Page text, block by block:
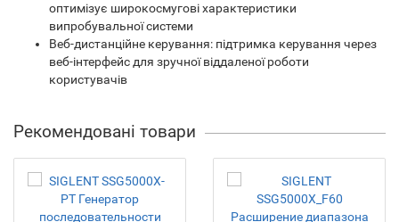
оптимізує широкосмугові характеристики
випробувальної системи
Веб-дистанційне керування: підтримка керування через
веб-інтерфейс для зручної віддаленої роботи
користувачів
Рекомендовані товари